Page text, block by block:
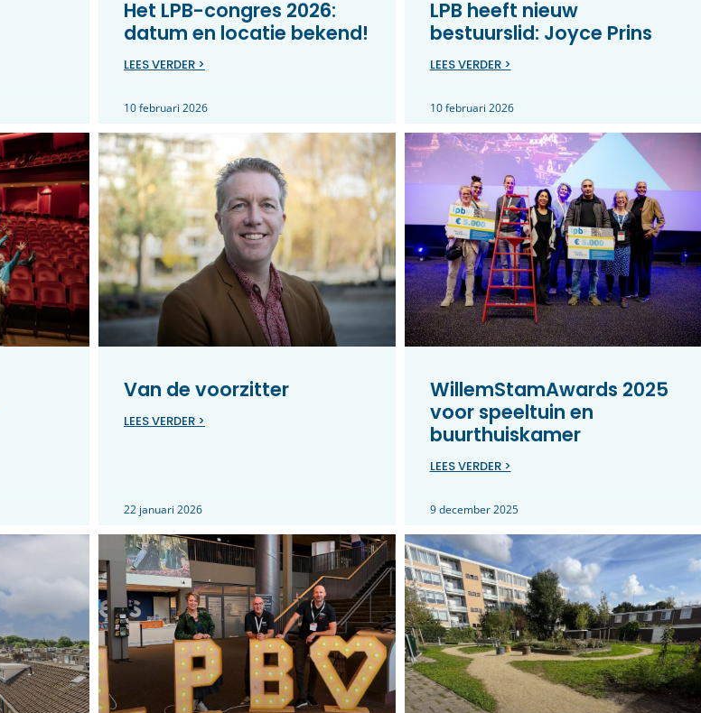
Het LPB-congres 2026:
datum en locatie bekend!
LEES VERDER >
10 februari 2026
LPB heeft nieuw
bestuurslid: Joyce Prins
LEES VERDER >
10 februari 2026
Van de voorzitter
LEES VERDER >
22 januari 2026
WillemStamAwards 2025
voor speeltuin en
buurthuiskamer
LEES VERDER >
9 december 2025